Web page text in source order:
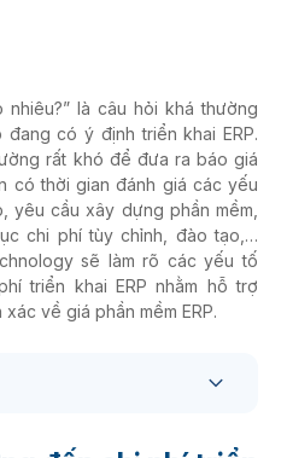
nhiêu?” là câu hỏi khá thường
có ý định triển khai ERP.
rất khó để đưa ra báo giá
có thời gian đánh giá các yếu
yêu cầu xây dựng phần mềm,
chi phí tùy chỉnh, đào tạo,…
sẽ làm rõ các yếu tố
triển khai ERP nhằm hỗ trợ
về giá phần mềm ERP.